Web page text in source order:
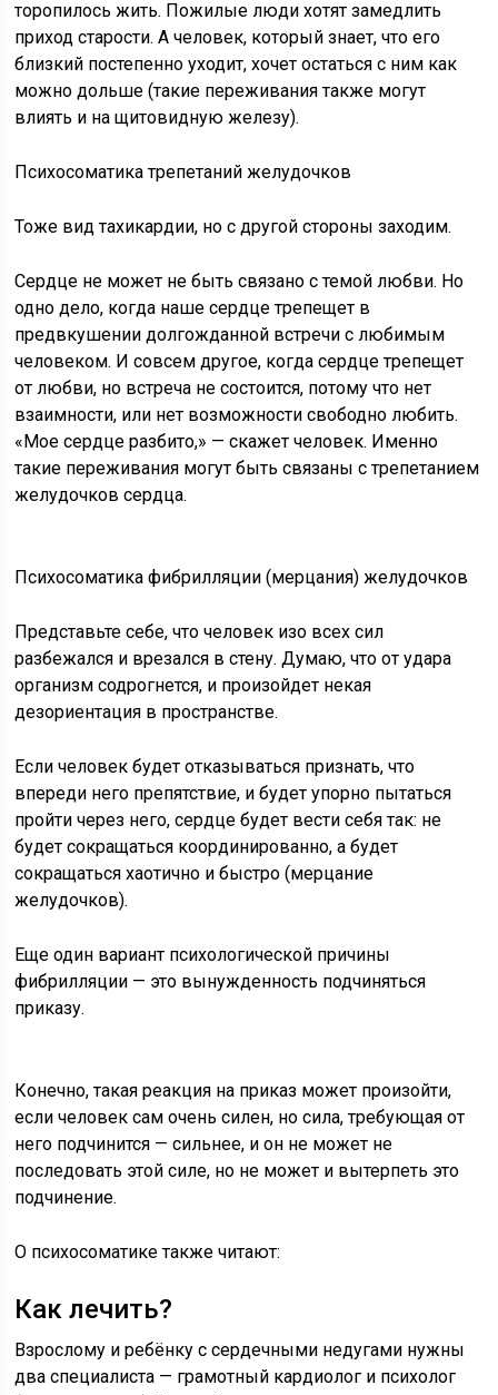
торопилось жить. Пожилые люди хотят замедлить
приход старости. А человек, который знает, что его
близкий постепенно уходит, хочет остаться с ним как
можно дольше (такие переживания также могут
влиять и на щитовидную железу).
Психосоматика трепетаний желудочков
Тоже вид тахикардии, но с другой стороны заходим.
Сердце не может не быть связано с темой любви. Но
одно дело, когда наше сердце трепещет в
предвкушении долгожданной встречи с любимым
человеком. И совсем другое, когда сердце трепещет
от любви, но встреча не состоится, потому что нет
взаимности, или нет возможности свободно любить.
«Мое сердце разбито,» — скажет человек. Именно
такие переживания могут быть связаны с трепетанием
желудочков сердца.
Психосоматика фибрилляции (мерцания) желудочков
Представьте себе, что человек изо всех сил
разбежался и врезался в стену. Думаю, что от удара
организм содрогнется, и произойдет некая
дезориентация в пространстве.
Если человек будет отказываться признать, что
впереди него препятствие, и будет упорно пытаться
пройти через него, сердце будет вести себя так: не
будет сокращаться координированно, а будет
сокращаться хаотично и быстро (мерцание
желудочков).
Еще один вариант психологической причины
фибрилляции — это вынужденность подчиняться
приказу.
Конечно, такая реакция на приказ может произойти,
если человек сам очень силен, но сила, требующая от
него подчинится — сильнее, и он не может не
последовать этой силе, но не может и вытерпеть это
подчинение.
О психосоматике также читают:
Как лечить?
Взрослому и ребёнку с сердечными недугами нужны
два специалиста — грамотный кардиолог и психолог